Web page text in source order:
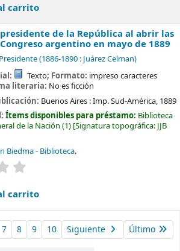
carrito
de la República al abrir las
argentino en mayo de 1889
(1886-1890 : Juárez Celman)
Texto; Formato: impreso caracteres
literaria: No es ficción
Buenos Aires :Imp. Sud-América, 1889
Ítems disponibles para préstamo: Biblioteca
de la Nación (1) Signatura topográfica: JJB
Biedma - Biblioteca.
carrito
7 8 9 10 Siguiente Último